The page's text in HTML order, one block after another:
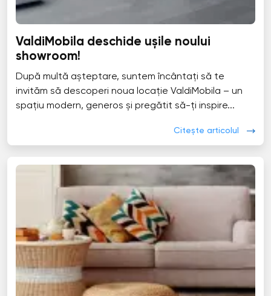
ValdiMobila deschide ușile noului
showroom!
După multă așteptare, suntem încântați să te
invităm să descoperi noua locație ValdiMobila – un
spațiu modern, generos și pregătit să-ți inspire...
Citește articolul